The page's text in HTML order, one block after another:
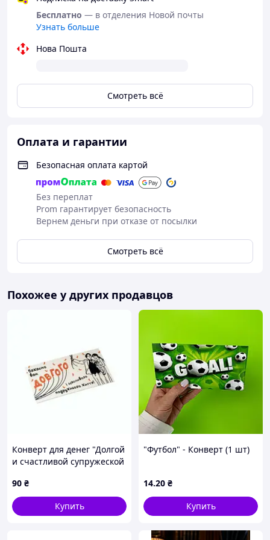
одной картинки.
Бесплатно — в отделения Новой почты
Узнать больше
Нова Пошта
Смотреть всё
Оплата и гарантии
Безопасная оплата картой
Без переплат
Prom гарантирует безопасность
Вернем деньги при отказе от посылки
Смотреть всё
Похожее у других продавцов
Конверт для денег "Долгой
и счастливой супружеской
90 ₴
Купить
"Футбол" - Конверт (1 шт)
14.20 ₴
Купить